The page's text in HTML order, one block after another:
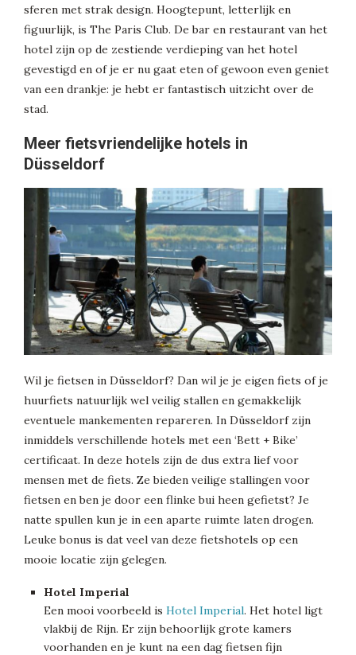
sferen met strak design. Hoogtepunt, letterlijk en
figuurlijk, is The Paris Club. De bar en restaurant van het
hotel zijn op de zestiende verdieping van het hotel
gevestigd en of je er nu gaat eten of gewoon even geniet
van een drankje: je hebt er fantastisch uitzicht over de
stad.
Meer fietsvriendelijke hotels in
Düsseldorf
Wil je fietsen in Düsseldorf? Dan wil je je eigen fiets of je
huurfiets natuurlijk wel veilig stallen en gemakkelijk
eventuele mankementen repareren. In Düsseldorf zijn
inmiddels verschillende hotels met een ‘Bett + Bike’
certificaat. In deze hotels zijn de dus extra lief voor
mensen met de fiets. Ze bieden veilige stallingen voor
fietsen en ben je door een flinke bui heen gefietst? Je
natte spullen kun je in een aparte ruimte laten drogen.
Leuke bonus is dat veel van deze fietshotels op een
mooie locatie zijn gelegen.
Hotel Imperial
Een mooi voorbeeld is Hotel Imperial. Het hotel ligt
vlakbij de Rijn. Er zijn behoorlijk grote kamers
voorhanden en je kunt na een dag fietsen fijn